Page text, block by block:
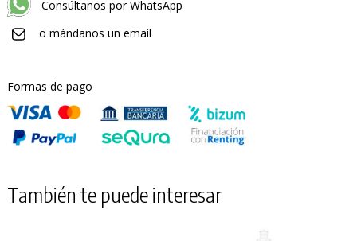
Consúltanos por WhatsApp
o mándanos un email
Formas de pago
También te puede interesar